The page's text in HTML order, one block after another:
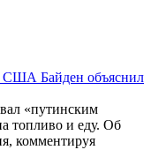
США Байден объяснил
«путинским
топливо и еду. Об
комментируя